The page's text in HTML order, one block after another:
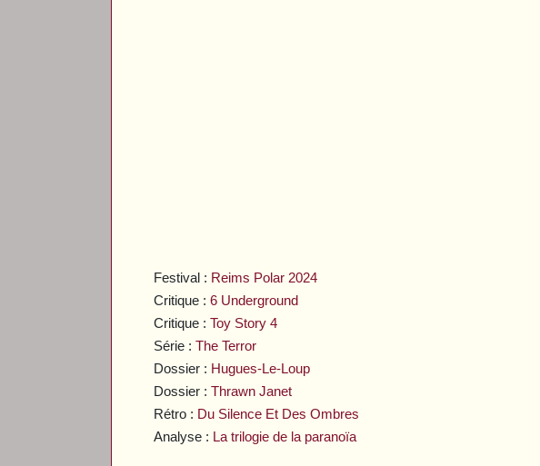
Festival : Reims Polar 2024
Critique :6 Underground
Critique :Toy Story 4
Série :The Terror
Dossier : Hugues-Le-Loup
Dossier :Thrawn Janet
Rétro : Du Silence Et Des Ombres
Analyse : La trilogie de la paranoïa